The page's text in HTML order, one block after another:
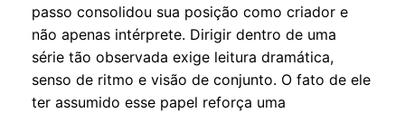
passo consolidou sua posição como criador e
não apenas intérprete. Dirigir dentro de uma
série tão observada exige leitura dramática,
senso de ritmo e visão de conjunto. O fato de ele
ter assumido esse papel reforça uma